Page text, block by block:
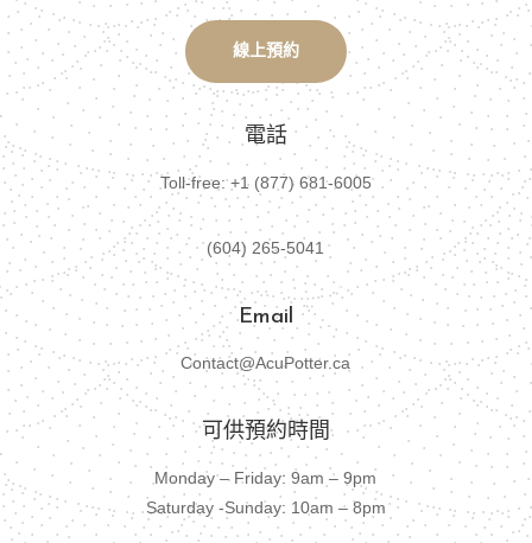
線上預約
電話
Toll-free: +1 (877) 681-6005
(604) 265-5041
Email
Contact@AcuPotter.ca
可供預約時間
Monday – Friday: 9am – 9pm
Saturday -Sunday: 10am – 8pm